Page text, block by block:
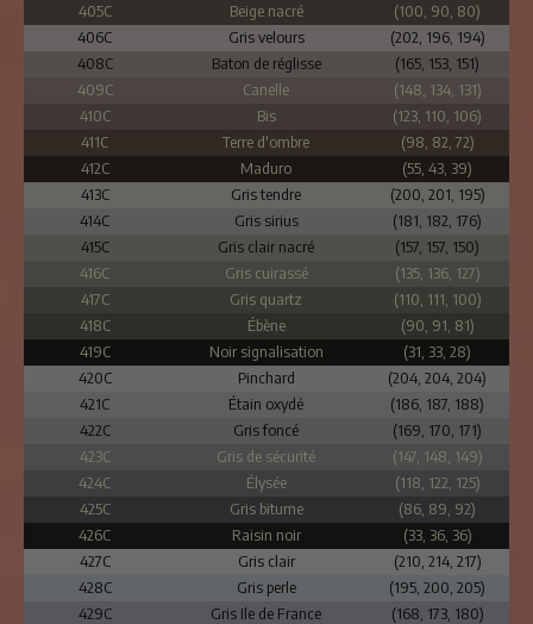
405C
Beige nacré
(100, 90, 80)
406C
Gris velours
(202, 196, 194)
408C
Baton de réglisse
(165, 153, 151)
409C
Canelle
(148, 134, 131)
410C
Bis
(123, 110, 106)
411C
Terre d'ombre
(98, 82, 72)
412C
Maduro
(55, 43, 39)
413C
Gris tendre
(200, 201, 195)
414C
Gris sirius
(181, 182, 176)
415C
Gris clair nacré
(157, 157, 150)
416C
Gris cuirassé
(135, 136, 127)
417C
Gris quartz
(110, 111, 100)
418C
Ébène
(90, 91, 81)
419C
Noir signalisation
(31, 33, 28)
420C
Pinchard
(204, 204, 204)
421C
Étain oxydé
(186, 187, 188)
422C
Gris foncé
(169, 170, 171)
423C
Gris de sécurité
(147, 148, 149)
424C
Élysée
(118, 122, 125)
425C
Gris bitume
(86, 89, 92)
426C
Raisin noir
(33, 36, 36)
427C
Gris clair
(210, 214, 217)
428C
Gris perle
(195, 200, 205)
429C
Gris Ile de France
(168, 173, 180)